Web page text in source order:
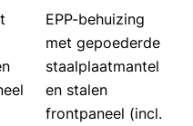
EPP-behuizing
met gepoederde
staalplaatmantel
en stalen
frontpaneel (incl.